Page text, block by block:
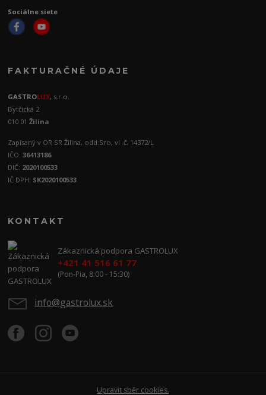
Sociálne siete
FAKTURAČNÉ ÚDAJE
GASTROLUX, s.r.o.
Bytčická 2
010 01Žilina
Zapísaný v OR SR Žilina, odd:Sro, vl .č. 14372/L
IČO:36413186
DIČ: 2020100533
IČ DPH: SK2020100533
KONTAKT
Zákaznická podpora GASTROLUX
+421 41 516 61 77
(Pon-Pia, 8:00 - 15:30)
info@gastrolux.sk
Upravit sběr cookies.